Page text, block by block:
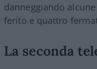
danneggiando
ferito e quattro
La seconda